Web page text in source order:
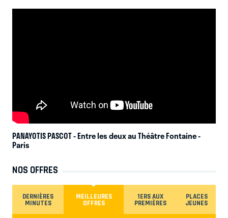
PANAYOTIS PASCOT - Entre les deux au Théâtre Fontaine-
Paris
NOS OFFRES
DERNIÈRES
MINUTES
MEILLEURES
OFFRES
1ERS AUX
PREMIÈRES
PLACES
JEUNES